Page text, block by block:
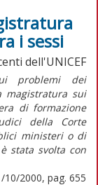
i sessi
dell'UNICEF
problemi dei
magistratura sui
di formazione
della Corte
ministeri o di
stata svolta con
2000, pag. 655